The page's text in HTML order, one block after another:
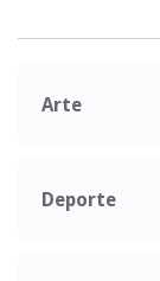
Arte
Deporte